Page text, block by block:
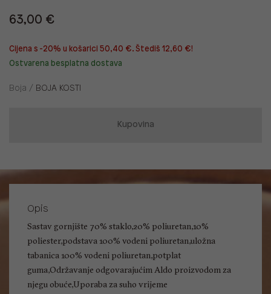
63,00 €
Cijena s -20% u košarici 50,40 €. Štediš 12,60 €!
Ostvarena besplatna dostava
Boja / BOJA KOSTI
Kupovina
Opis
Sastav gornjište 70% staklo,20% poliuretan,10%
poliester,podstava 100% vodeni poliuretan,uložna
tabanica 100% vodeni poliuretan,potplat
guma,Održavanje odgovarajućim Aldo proizvodom za
njegu obuće,Uporaba za suho vrijeme